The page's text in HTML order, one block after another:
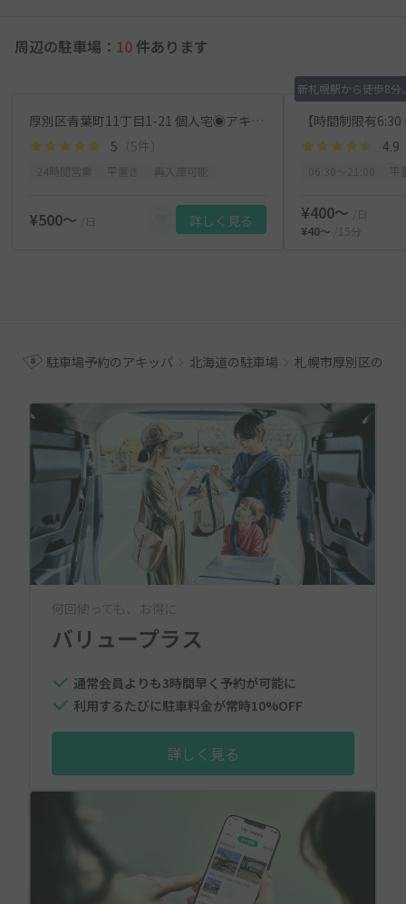
周辺の駐車場： 10 件あります
厚別区青葉町11丁目1-21 個人宅◉アキッパ駐車場
5 （5件）
¥500〜 /日 詳しく見る
新札幌駅から徒歩8
4.9
¥400〜
/日
¥40〜
/15分
駐車場予約のアキッパ 北海道の駐車場 札幌市厚別区の駐
何回使っても、お得に
バリュープラス
通常会員よりも3時間早く予約が可能に
利用するたびに駐車料金が常時10%OFF
詳しく見る